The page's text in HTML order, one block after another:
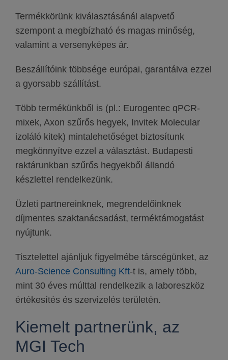
Termékkörünk kiválasztásánál alapvető
szempont a megbízható és magas minőség,
valamint a versenyképes ár.
Beszállítóink többsége európai, garantálva ezzel
a gyorsabb szállítást.
Több termékünkből is (pl.: Eurogentec qPCR-
mixek, Axon szűrős hegyek, Invitek Molecular
izoláló kitek) mintalehetőséget biztosítunk
megkönnyítve ezzel a választást. Budapesti
raktárunkban szűrős hegyekből állandó
készlettel rendelkezünk.
Üzleti partnereinknek, megrendelőinknek
díjmentes szaktanácsadást, terméktámogatást
nyújtunk.
Tisztelettel ajánljuk figyelmébe társcégünket, az
Auro-Science Consulting Kft-t is, amely több,
mint 30 éves múlttal rendelkezik a laboreszköz
értékesítés és szervizelés területén.
Kiemelt partnerünk, az
MGI Tech